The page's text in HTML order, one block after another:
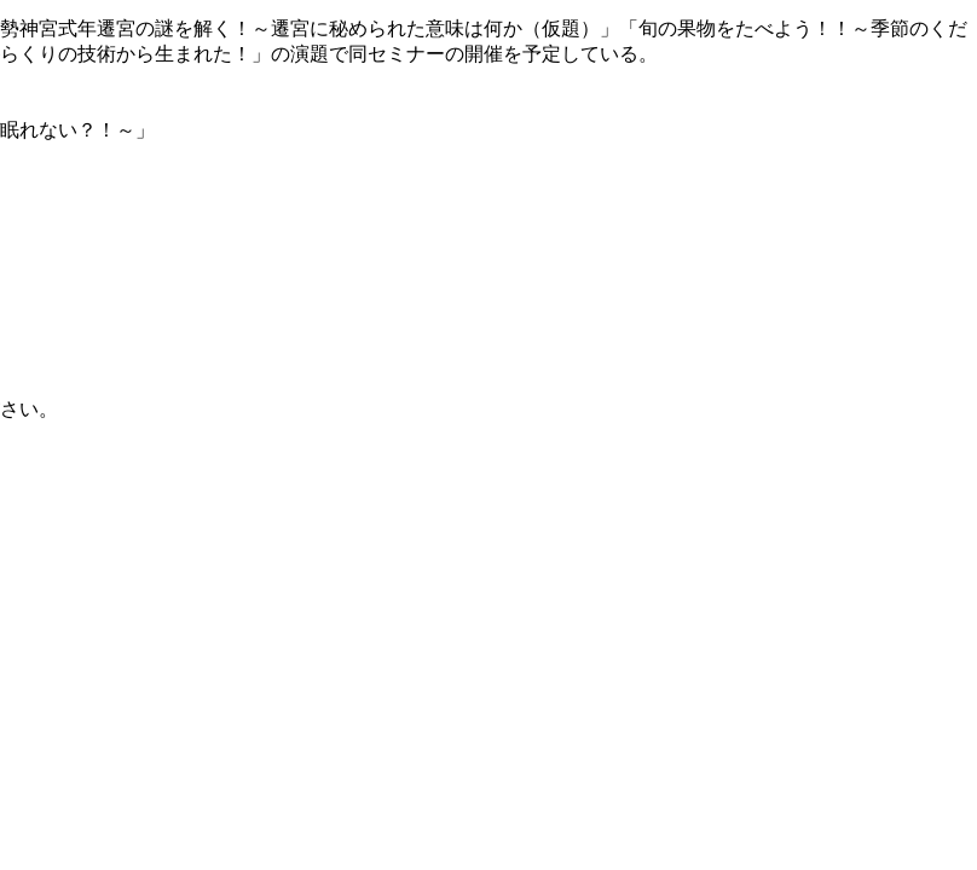
神宮式年遷宮の謎を解く！～遷宮に秘められた意味は何か（仮題）」「旬の果物をたべよう！！～季節のくだ
りの技術から生まれた！」の演題で同セミナーの開催を予定している。
れない？！～」
い。